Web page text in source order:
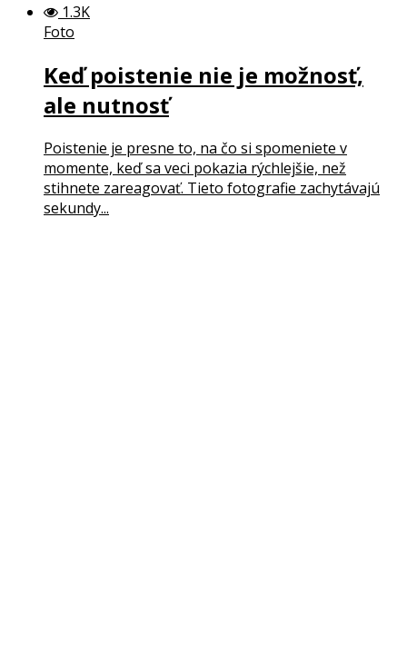
1.3K
Foto
Keď poistenie nie je možnosť,
ale nutnosť
Poistenie je presne to, na čo si spomeniete v
momente, keď sa veci pokazia rýchlejšie, než
stihnete zareagovať. Tieto fotografie zachytávajú
sekundy...